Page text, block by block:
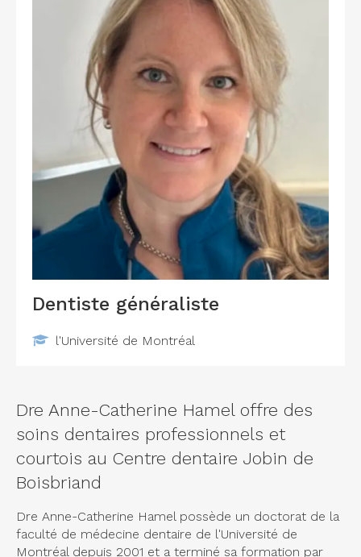
Dentiste généraliste
l'Université de Montréal
Dre Anne-Catherine Hamel offre des
soins dentaires professionnels et
courtois au Centre dentaire Jobin de
Boisbriand
Dre Anne-Catherine Hamel possède un doctorat de la
faculté de médecine dentaire de l'Université de
Montréal depuis 2001 et a terminé sa formation par